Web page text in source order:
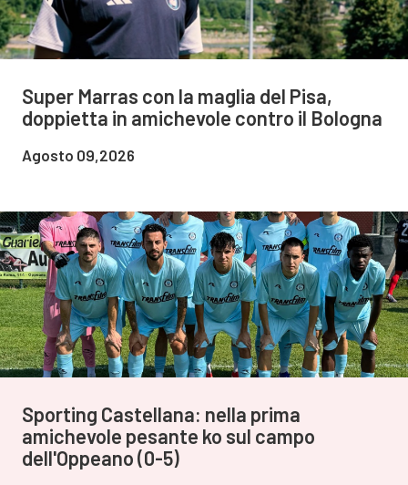
Super Marras con la maglia del Pisa,
doppietta in amichevole contro il Bologna
Agosto 09,2026
Sporting Castellana: nella prima
amichevole pesante ko sul campo
dell'Oppeano (0-5)